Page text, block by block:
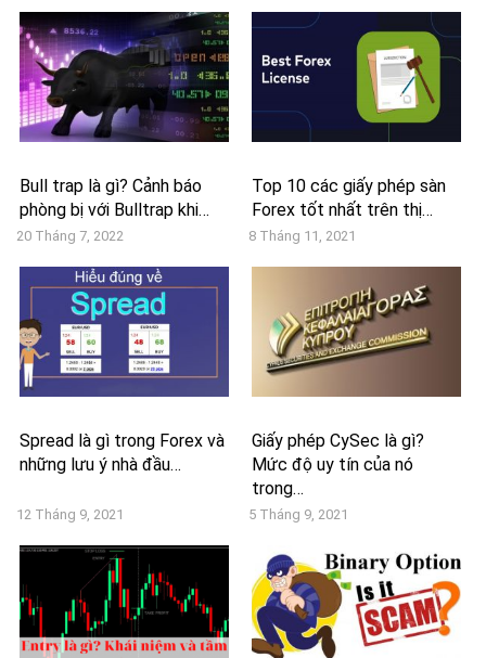
Bull trap là gì? Cảnh báo
phòng bị với Bulltrap khi…
20 Tháng 7, 2022
Top 10 các giấy phép sàn
Forex tốt nhất trên thị…
8 Tháng 11, 2021
Spread là gì trong Forex và
những lưu ý nhà đầu…
12 Tháng 9, 2021
Giấy phép CySec là gì?
Mức độ uy tín của nó
trong…
5 Tháng 9, 2021